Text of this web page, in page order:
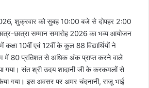
शुक्रवार को सुबह 10:00 बजे से दोपहर 2:00
छात्रा सम्मान समारोह 2026 का भव्य आयोजन
कक्षा 10वीं एवं 12वीं के कुल 88 विद्यार्थियों ने
में 80 प्रतिशत से अधिक अंक प्राप्त करने वाले
गया। संत श्री उदय शादानी जी के करकमलों से
किया गया। इस अवसर पर अमर चंदनानी, राजू भाई